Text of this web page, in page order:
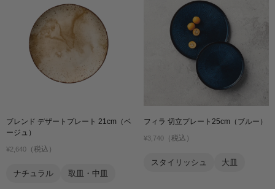
ブレンド デザートプレート 21cm（ベ
ージュ）
¥2,640 （税込）
ナチュラル 取皿・中皿
フィラ 切立プレート25cm（ブルー）
¥3,740 （税込）
スタイリッシュ 大皿